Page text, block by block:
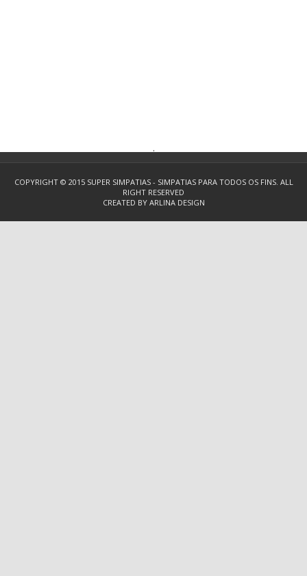
.
COPYRIGHT © 2015 SUPER SIMPATIAS - SIMPATIAS PARA TODOS OS FINS. ALL
RIGHT RESERVED
CREATED BY ARLINA DESIGN